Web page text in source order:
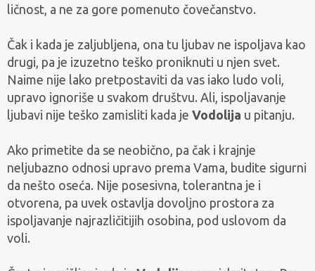
ličnost, a ne za gore pomenuto čovečanstvo.
Čak i kada je zaljubljena, ona tu ljubav ne ispoljava kao
drugi, pa je izuzetno teško proniknuti u njen svet.
Naime nije lako pretpostaviti da vas iako ludo voli,
upravo ignoriše u svakom društvu. Ali, ispoljavanje
ljubavi nije teško zamisliti kada je Vodolija u pitanju.
Ako primetite da se neobično, pa čak i krajnje
neljubazno odnosi upravo prema Vama, budite sigurni
da nešto oseća. Nije posesivna, tolerantna je i
otvorena, pa uvek ostavlja dovoljno prostora za
ispoljavanje najrazličitijih osobina, pod uslovom da
voli.